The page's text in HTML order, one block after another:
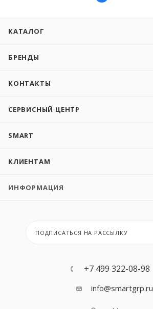
КАТАЛОГ
БРЕНДЫ
КОНТАКТЫ
СЕРВИСНЫЙ ЦЕНТР
SMART
КЛИЕНТАМ
ИНФОРМАЦИЯ
ПОДПИСАТЬСЯ НА РАССЫЛКУ
+7 499 322-08-98
info@smartgrp.ru